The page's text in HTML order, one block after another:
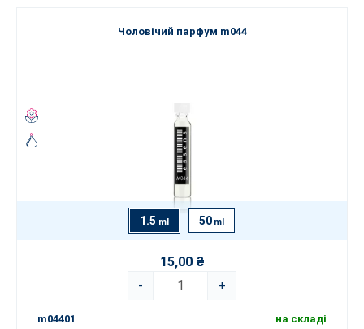
Чоловічий парфум m044
1.5 ml 50 ml
15,00 ₴
-
+
m04401 на складі